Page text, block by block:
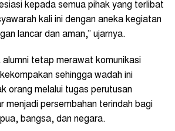
kepada semua pihak yang terlibat
kali ini dengan aneka kegiatan
lancar dan aman,” ujarnya.
alumni tetap merawat komunikasi
sehingga wadah ini
orang melalui tugas perutusan
menjadi persembahan terindah bagi
bangsa, dan negara.